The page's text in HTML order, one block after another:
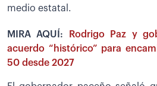
medio estatal.
MIRA AQUÍ:
Rodrigo Paz y
acuerdo “histórico” para
50 desde 2027